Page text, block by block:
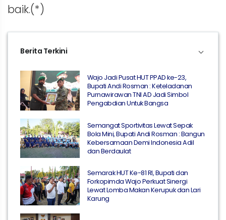
baik.(*)
Berita Terkini
Wajo Jadi Pusat HUT PPAD ke-23,
Bupati Andi Rosman : Keteladanan
Purnawirawan TNI AD Jadi Simbol
Pengabdian Untuk Bangsa
Semangat Sportivitas Lewat Sepak
Bola Mini, Bupati Andi Rosman : Bangun
Kebersamaan Demi Indonesia Adil
dan Berdaulat
Semarak HUT Ke-81 RI, Bupati dan
Forkopimda Wajo Perkuat Sinergi
Lewat Lomba Makan Kerupuk dan Lari
Karung